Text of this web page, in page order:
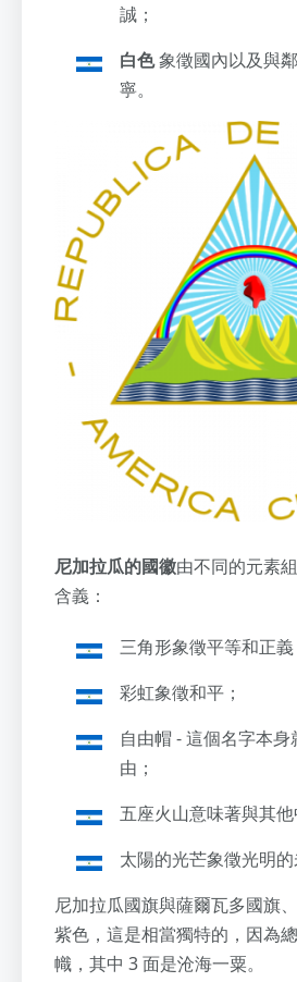
誠；
白色象徵國內以及與
寧。
尼加拉瓜的國徽由不同的元素
含義：
三角形象徵平等和正義
彩虹象徵和平；
自由帽 - 這個名字本
由；
五座火山意味著與其
太陽的光芒象徵光明的
尼加拉瓜國旗與薩爾瓦多國旗
紫色，這是相當獨特的，因為
幟，其中 3 面是沧海一粟。